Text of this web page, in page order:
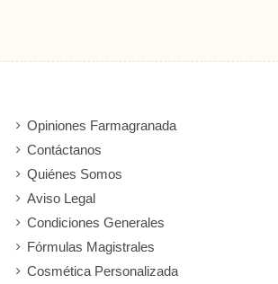
Opiniones Farmagranada
Contáctanos
Quiénes Somos
Aviso Legal
Condiciones Generales
Fórmulas Magistrales
Cosmética Personalizada